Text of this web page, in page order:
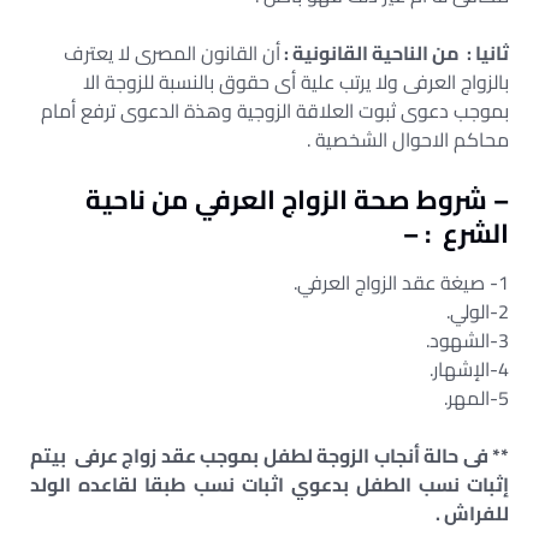
ثانيا : من الناحية القانونية :أن القانون المصرى لا يعترف
بالزواج العرفى ولا يرتب علية أى حقوق بالنسبة للزوجة الا
بموجب دعوى ثبوت العلاقة الزوجية وهذة الدعوى ترفع أمام
محاكم الاحوال الشخصية .
– شروط صحة الزواج العرفي من ناحية
الشرع : –
1- صيغة عقد الزواج العرفي.
2-الولي.
3-الشهود.
4-الإشهار.
5-المهر.
** فى حالة أنجاب الزوجة لطفل بموجب عقد زواج عرفى بيتم
إثبات نسب الطفل بدعوي اثبات نسب طبقا لقاعده الولد
للفراش .